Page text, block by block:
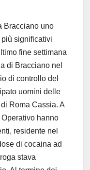
Bracciano uno
più significativi
fine settimana
di Bracciano nel
di controllo del
uomini delle
Roma Cassia. A
hanno
residente nel
di cocaina ad
stava